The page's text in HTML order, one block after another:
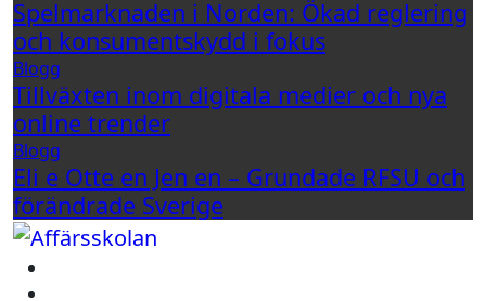
Spelmarknaden i Norden: Ökad reglering
och konsumentskydd i fokus
Blogg
Tillväxten inom digitala medier och nya
online trender
Blogg
Eli e Otte en Jen en – Grundade RFSU och
förändrade Sverige